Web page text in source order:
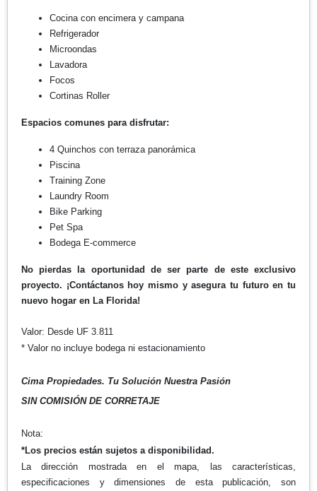
Cocina con encimera y campana
Refrigerador
Microondas
Lavadora
Focos
Cortinas Roller
Espacios comunes para disfrutar:
4 Quinchos con terraza panorámica
Piscina
Training Zone
Laundry Room
Bike Parking
Pet Spa
Bodega E-commerce
No pierdas la oportunidad de ser parte de este exclusivo
proyecto. ¡Contáctanos hoy mismo y asegura tu futuro en tu
nuevo hogar en La Florida!
Valor: Desde UF 3.811
* Valor no incluye bodega ni estacionamiento
Cima Propiedades. Tu Solución Nuestra Pasión
SIN COMISIÓN DE CORRETAJE
Nota:
*Los precios están sujetos a disponibilidad.
La dirección mostrada en el mapa, las características,
especificaciones y dimensiones de esta publicación, son